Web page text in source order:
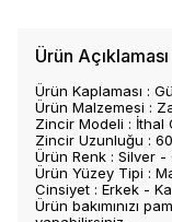
Ürün Açıklaması
Ürün Kaplaması :
Ürün Malzemesi :
Zincir Modeli : İthal
Zincir Uzunluğu :
Ürün Renk : Silver -
Ürün Yüzey Tipi :
Cinsiyet : Erkek -
Ürün bakımınızı